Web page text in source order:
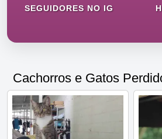
SEGUIDORES NO IG
Cachorros e Gatos